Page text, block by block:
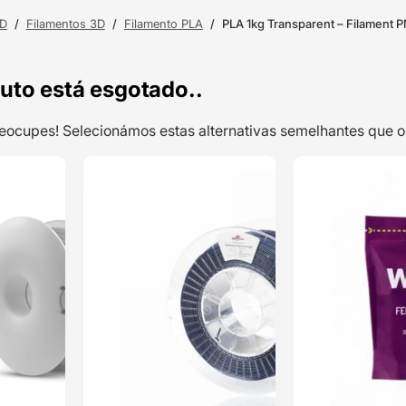
/ Filamentos 3D / Filamento PLA / PLA 1kg Transparent – Filament
está esgotado..
Selecionámos estas alternativas semelhantes que
Fiberlogy
Classificado
com5.00
base em
classificação
de cliente